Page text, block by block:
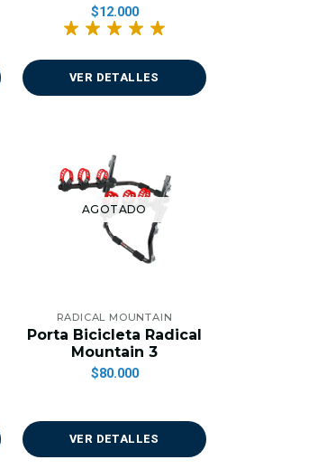
$12.000
VER DETALLES
AGOTADO
RADICAL MOUNTAIN
Porta Bicicleta Radical
Mountain 3
$80.000
VER DETALLES